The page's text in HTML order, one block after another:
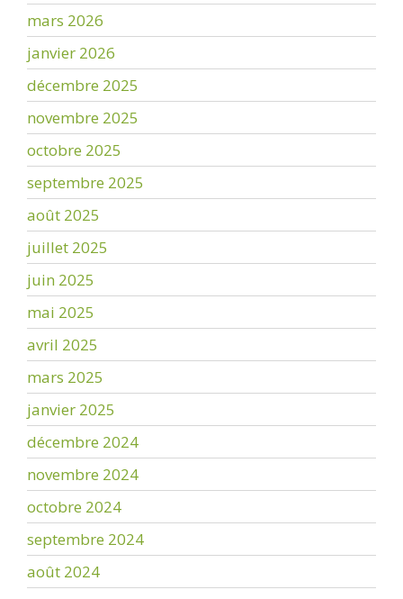
mars 2026
janvier 2026
décembre 2025
novembre 2025
octobre 2025
septembre 2025
août 2025
juillet 2025
juin 2025
mai 2025
avril 2025
mars 2025
janvier 2025
décembre 2024
novembre 2024
octobre 2024
septembre 2024
août 2024